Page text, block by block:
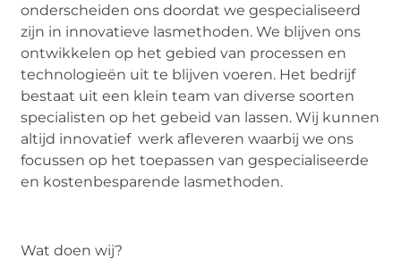
onderscheiden ons doordat we gespecialiseerd
zijn in innovatieve lasmethoden. We blijven ons
ontwikkelen op het gebied van processen en
technologieën uit te blijven voeren. Het bedrijf
bestaat uit een klein team van diverse soorten
specialisten op het gebeid van lassen. Wij kunnen
altijd innovatief werk afleveren waarbij we ons
focussen op het toepassen van gespecialiseerde
en kostenbesparende lasmethoden.
Wat doen wij?